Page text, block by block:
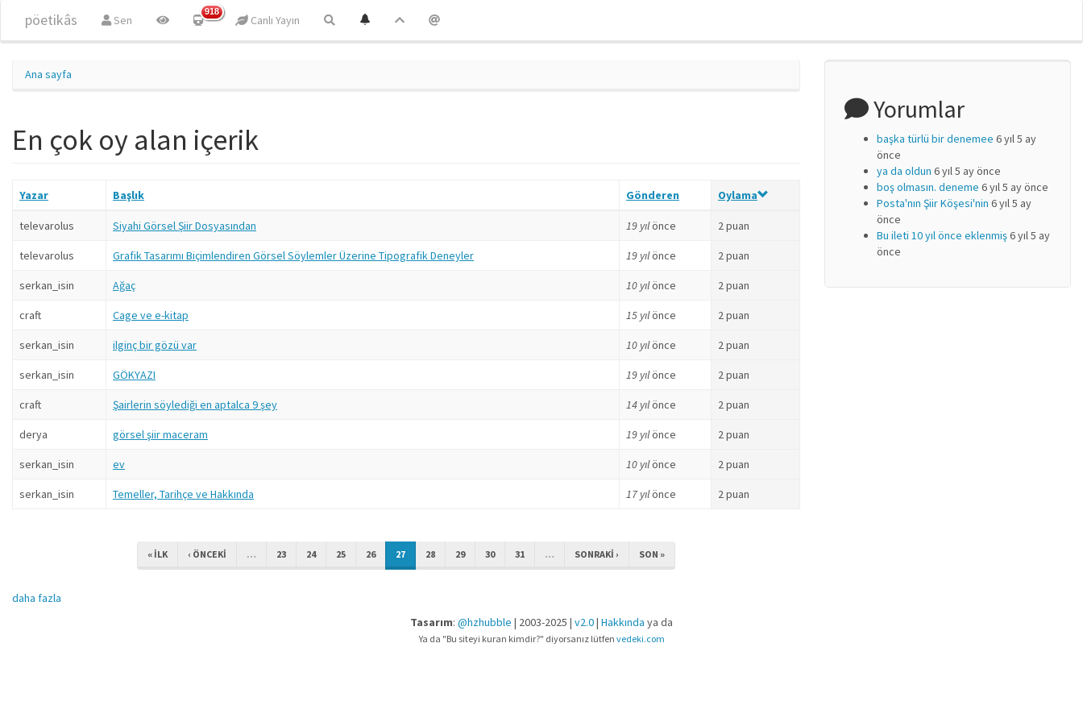
pöetikâs Sen
918
Canlı Yayın
Ana sayfa
En çok oy alan içerik
Yazar Başlık Gönderen Oylama
televarolus Siyahi Görsel Şiir Dosyasından 19 yılönce 2 puan
televarolus Grafik Tasarımı Biçimlendiren Görsel Söylemler Üzerine Tipografik Deneyler 19 yılönce 2 puan
serkan_isin Ağaç 10 yılönce 2 puan
craft Cage ve e-kitap 15 yılönce 2 puan
serkan_isin ilginç bir gözü var 10 yılönce 2 puan
serkan_isin GÖKYAZI 19 yılönce 2 puan
craft Şairlerin söylediği en aptalca 9 şey 14 yılönce 2 puan
derya görsel şiir maceram 19 yılönce 2 puan
serkan_isin ev 10 yılönce 2 puan
serkan_isin Temeller, Tarihçe ve Hakkında 17 yılönce 2 puan
« ILK ‹ ÖNCEKI … 23 24 25 26 27 28 29 30 31 … SONRAKI › SON »
daha fazla
Yorumlar
başka türlü bir denemee 6 yıl 5 ay
önce
ya da oldun 6 yıl 5 ay önce
boş olmasın. deneme 6 yıl 5 ay önce
Posta'nın Şiir Köşesi'nin 6 yıl 5 ay
önce
Bu ileti 10 yıl önce eklenmiş6 yıl 5 ay
önce
Tasarım: @hzhubble | 2003-2025 | v2.0| Hakkında ya da
Ya da "Bu siteyi kuran kimdir?" diyorsanız lütfen vedeki.com